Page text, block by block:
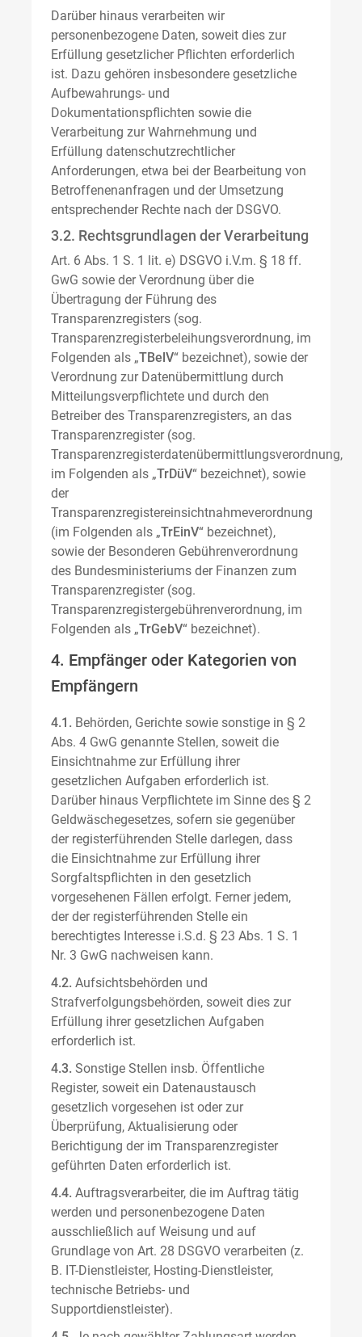
Darüber hinaus verarbeiten wir
personenbezogene Daten, soweit dies zur
Erfüllung gesetzlicher Pflichten erforderlich
ist. Dazu gehören insbesondere gesetzliche
Aufbewahrungs- und
Dokumentationspflichten sowie die
Verarbeitung zur Wahrnehmung und
Erfüllung datenschutzrechtlicher
Anforderungen, etwa bei der Bearbeitung von
Betroffenenanfragen und der Umsetzung
entsprechender Rechte nach der DSGVO.
3.2. Rechtsgrundlagen der Verarbeitung
Art. 6 Abs. 1 S. 1 lit. e) DSGVO i.V.m. § 18 ff.
GwG sowie der Verordnung über die
Übertragung der Führung des
Transparenzregisters (sog.
Transparenzregisterbeleihungsverordnung, im
Folgenden als „TBelV“ bezeichnet), sowie der
Verordnung zur Datenübermittlung durch
Mitteilungsverpflichtete und durch den
Betreiber des Transparenzregisters, an das
Transparenzregister (sog.
Transparenzregisterdatenübermittlungsverordnung,
im Folgenden als „TrDüV“ bezeichnet), sowie
der
Transparenzregistereinsichtnahmeverordnung
(im Folgenden als „TrEinV“ bezeichnet),
sowie der Besonderen Gebührenverordnung
des Bundesministeriums der Finanzen zum
Transparenzregister (sog.
Transparenzregistergebührenverordnung, im
Folgenden als „TrGebV“ bezeichnet).
4. Empfänger oder Kategorien von
Empfängern
4.1. Behörden, Gerichte sowie sonstige in § 2
Abs. 4 GwG genannte Stellen, soweit die
Einsichtnahme zur Erfüllung ihrer
gesetzlichen Aufgaben erforderlich ist.
Darüber hinaus Verpflichtete im Sinne des § 2
Geldwäschegesetzes, sofern sie gegenüber
der registerführenden Stelle darlegen, dass
die Einsichtnahme zur Erfüllung ihrer
Sorgfaltspflichten in den gesetzlich
vorgesehenen Fällen erfolgt. Ferner jedem,
der der registerführenden Stelle ein
berechtigtes Interesse i.S.d. § 23 Abs. 1 S. 1
Nr. 3 GwG nachweisen kann.
4.2. Aufsichtsbehörden und
Strafverfolgungsbehörden, soweit dies zur
Erfüllung ihrer gesetzlichen Aufgaben
erforderlich ist.
4.3. Sonstige Stellen insb. Öffentliche
Register, soweit ein Datenaustausch
gesetzlich vorgesehen ist oder zur
Überprüfung, Aktualisierung oder
Berichtigung der im Transparenzregister
geführten Daten erforderlich ist.
4.4. Auftragsverarbeiter, die im Auftrag tätig
werden und personenbezogene Daten
ausschließlich auf Weisung und auf
Grundlage von Art. 28 DSGVO verarbeiten (z.
B. IT-Dienstleister, Hosting-Dienstleister,
technische Betriebs- und
Supportdienstleister).